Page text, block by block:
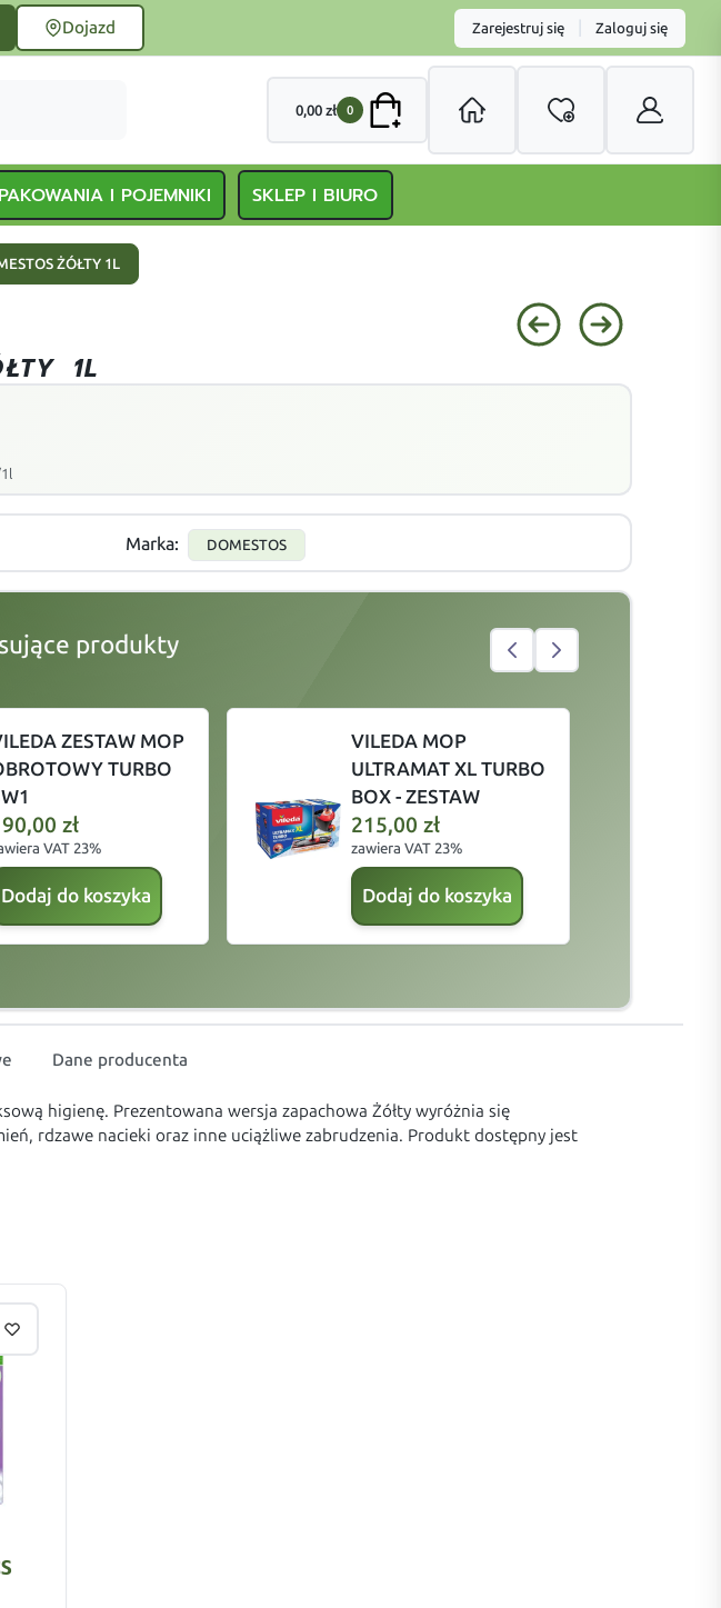
Dojazd Zarejestruj się Zaloguj się
0,00 zł 0
I POJEMNIKI SKLEP I BIURO
ŻÓŁTY 1L
1L
Marka: DOMESTOS
produkty
ZESTAW MOP
TURBO
zł
VAT 23%
Dodaj do koszyka
VILEDA MOP
ULTRAMAT XL TURBO
BOX - ZESTAW
215,00 zł
zawiera VAT 23%
Dodaj do koszyka
Dane producenta
higienę. Prezentowana wersja zapachowa Żółty wyróżnia się
rdzawe nacieki oraz inne uciążliwe zabrudzenia. Produkt dostępny jest